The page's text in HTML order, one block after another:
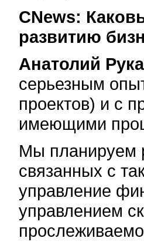
CNews:
развитию
Анатолий
серьезным
проектов) и с
имеющими
Мы планируем
связанных с
управление
управлением